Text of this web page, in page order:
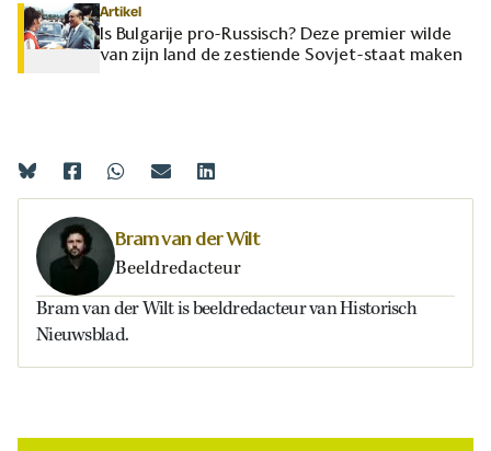
Artikel
Is Bulgarije pro-Russisch? Deze premier wilde
van zijn land de zestiende Sovjet-staat maken
Bram van der Wilt
Beeldredacteur
Bram van der Wilt is beeldredacteur van Historisch
Nieuwsblad.